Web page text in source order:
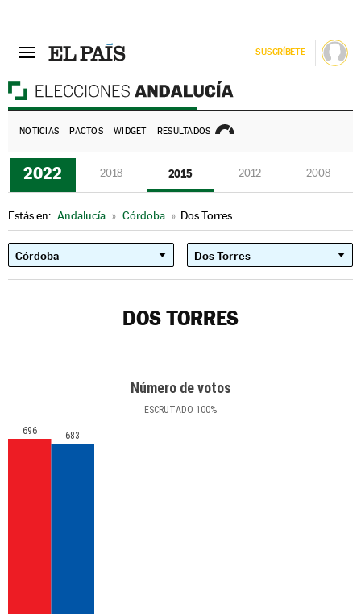
SUSCRÍBETE
NOTICIAS PACTOS WIDGET RESULTADOS
2022 2018 2015 2012 2008
Estás en: Andalucía » Córdoba » Dos Torres
DOS TORRES
Número de votos
ESCRUTADO 100%
696 683